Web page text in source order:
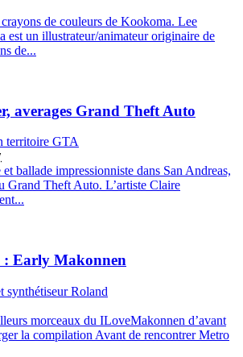
de couleurs de Kookoma. Lee
est un illustrateur/animateur originaire de
de...
averages Grand Theft Auto
territoire GTA
ballade impressionniste dans San Andreas,
Grand Theft Auto. L’artiste Claire
Early Makonnen
synthétiseur Roland
morceaux du ILoveMakonnen d’avant
la compilation Avant de rencontrer Metro